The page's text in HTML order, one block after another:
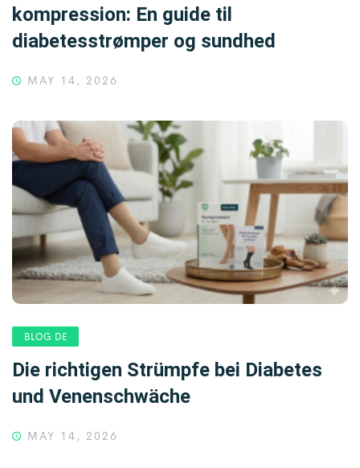
kompression: En guide til
diabetesstrømper og sundhed
MAY 14, 2026
BLOG DE
Die richtigen Strümpfe bei Diabetes
und Venenschwäche
MAY 14, 2026